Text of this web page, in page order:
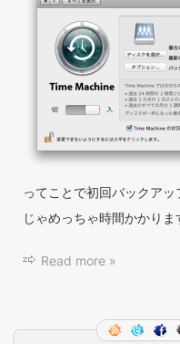
ってことで初回バックアッ
じゃめっちゃ時間かかり
Read more »